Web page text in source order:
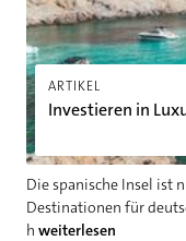
ARTIKEL
Investieren in
Die spanische Insel ist
Destinationen für
h weiterlesen